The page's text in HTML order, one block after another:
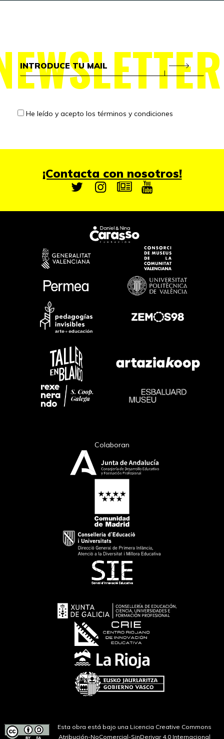
He leído y acepto los términos y condiciones
¡Contacta con nosotros!
Colaboran
Esta obra está bajo una Licencia Creative Commons
Atribución-NoComercial-SinDerivar 4.0 Internacional